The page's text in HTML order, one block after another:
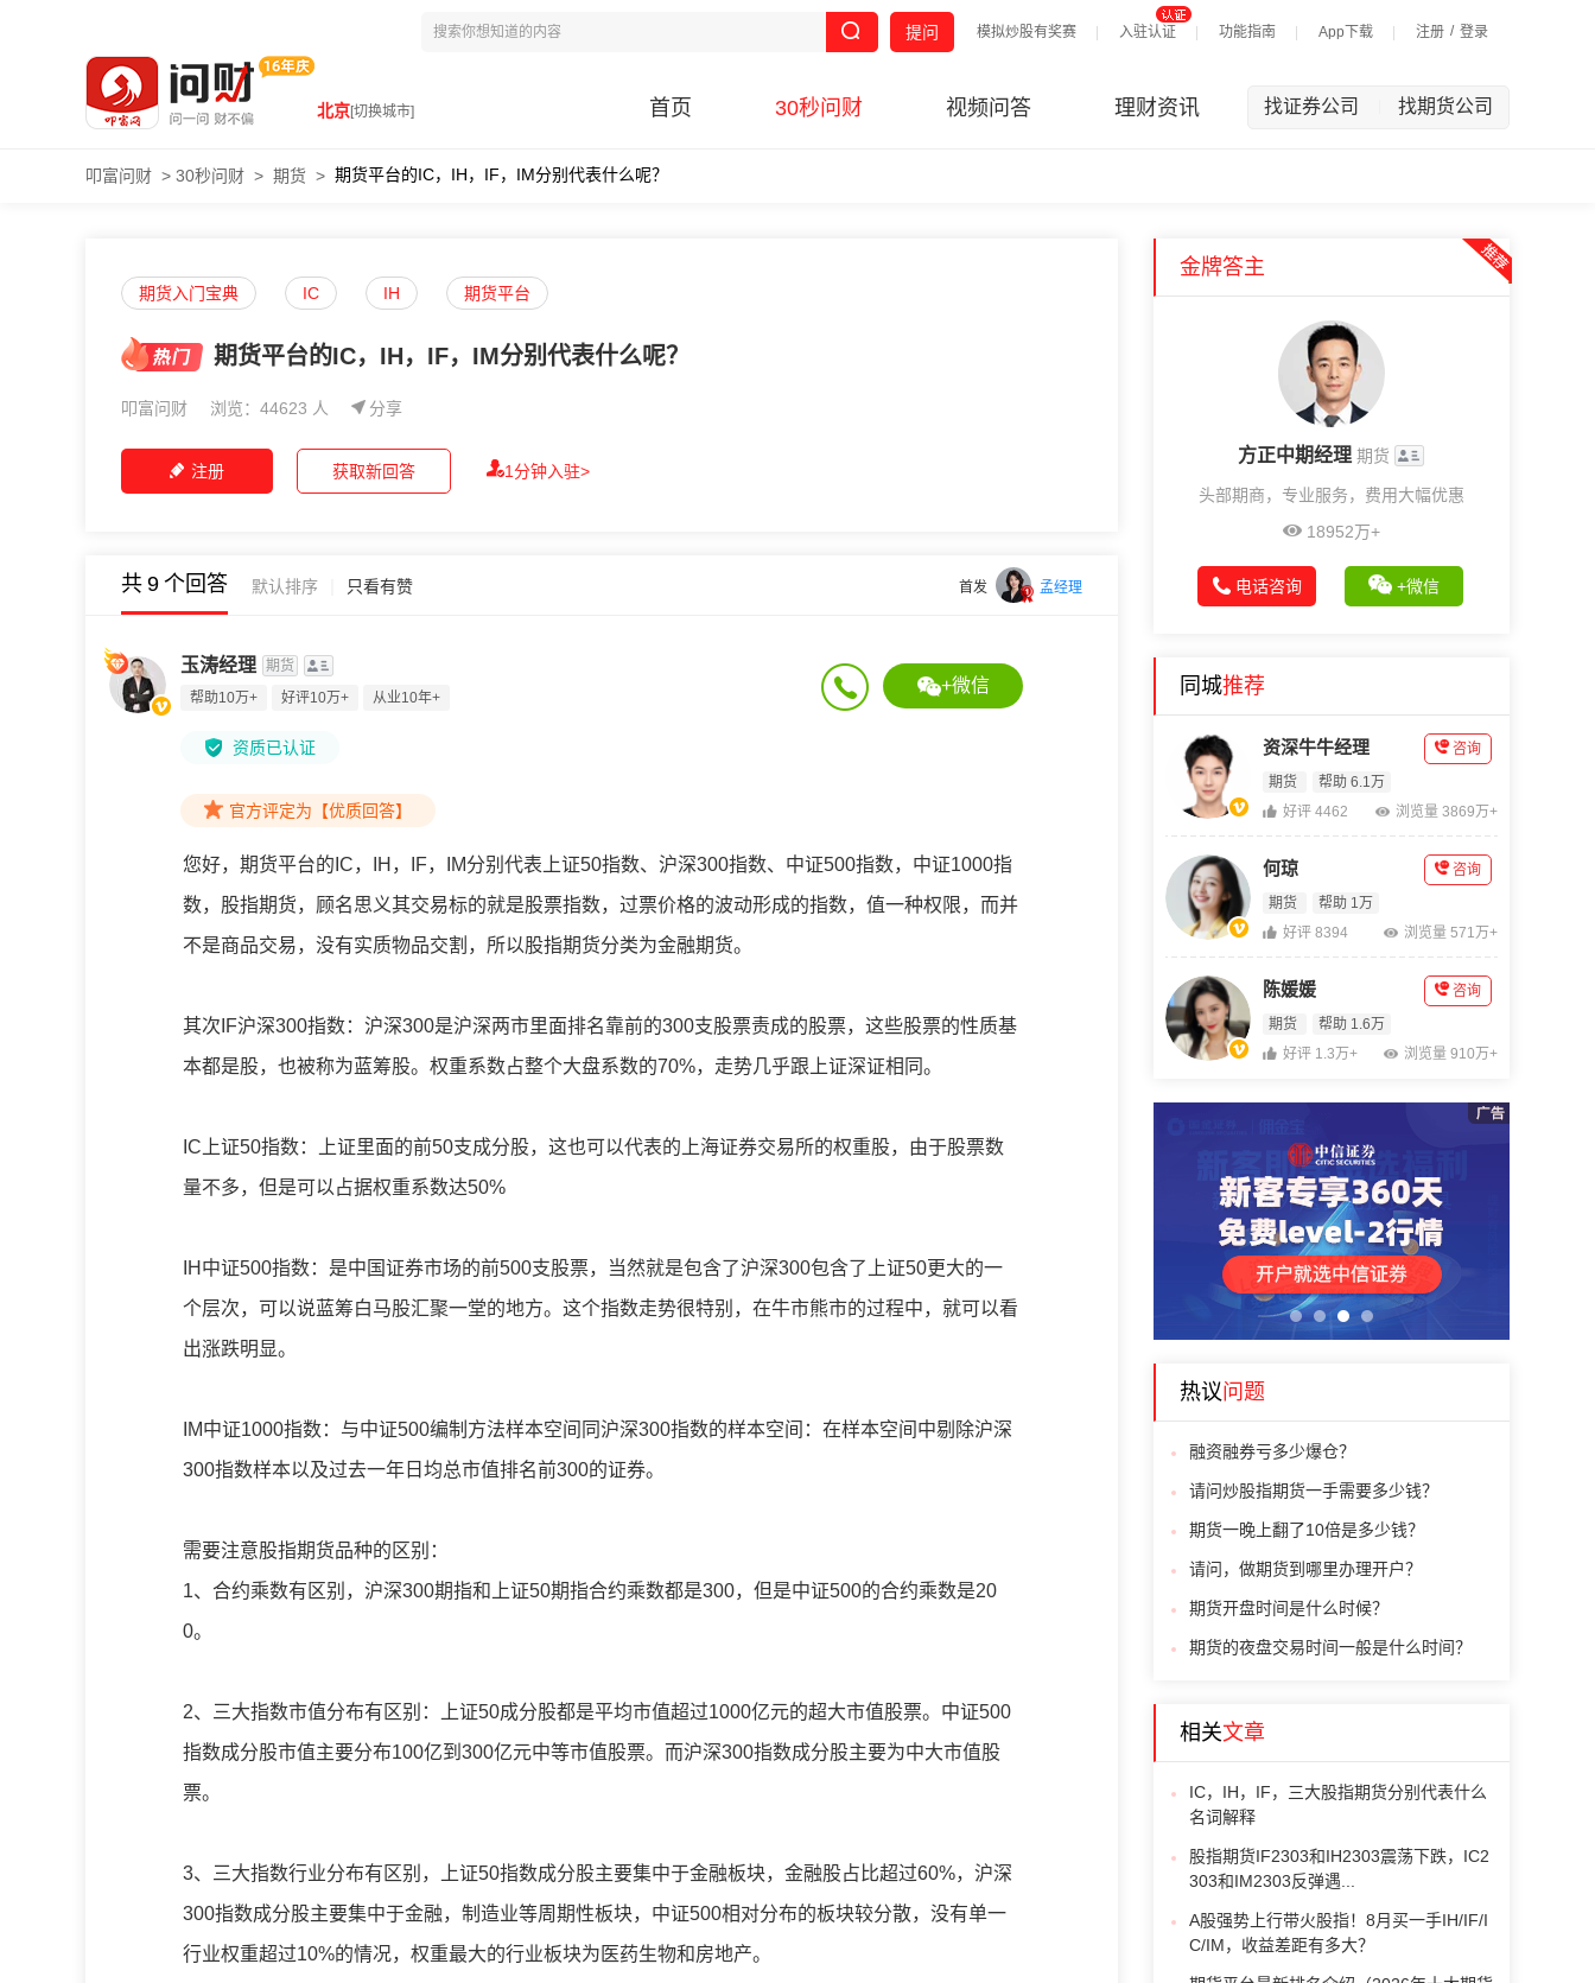
模拟炒股有奖赛 入驻认证 功能指南 App下载 注册 / 登录
提问
北京[切换城市] 首页 30秒问财 视频问答 理财资讯 找证券公司 找期货公司
叩富问财 > 30秒问财 > 期货 > 期货平台的IC，IH，IF，IM分别代表什么呢？
期货入门宝典 IC IH 期货平台
期货平台的IC，IH，IF，IM分别代表什么呢？
叩富问财 浏览：44623 人 分享
注册 1分钟入驻>
获取新回答
共 9 个回答 默认排序 只看有赞 首发 孟经理
+微信
玉涛经理 期货
帮助10万+
好评10万+ 从业10年+
资质已认证
官方评定为【优质回答】
您好，期货平台的IC，IH，IF，IM分别代表上证50指数、沪深300指数、中证500指数，中证1000指
数，股指期货，顾名思义其交易标的就是股票指数，过票价格的波动形成的指数，值一种权限，而并
不是商品交易，没有实质物品交割，所以股指期货分类为金融期货。
其次IF沪深300指数：沪深300是沪深两市里面排名靠前的300支股票责成的股票，这些股票的性质基
本都是股，也被称为蓝筹股。权重系数占整个大盘系数的70%，走势几乎跟上证深证相同。
IC上证50指数：上证里面的前50支成分股，这也可以代表的上海证券交易所的权重股，由于股票数
量不多，但是可以占据权重系数达50%
IH中证500指数：是中国证券市场的前500支股票，当然就是包含了沪深300包含了上证50更大的一
个层次，可以说蓝筹白马股汇聚一堂的地方。这个指数走势很特别，在牛市熊市的过程中，就可以看
出涨跌明显。
IM中证1000指数：与中证500编制方法样本空间同沪深300指数的样本空间：在样本空间中剔除沪深
300指数样本以及过去一年日均总市值排名前300的证券。
需要注意股指期货品种的区别：
1、合约乘数有区别，沪深300期指和上证50期指合约乘数都是300，但是中证500的合约乘数是20
0。
2、三大指数市值分布有区别：上证50成分股都是平均市值超过1000亿元的超大市值股票。中证500
指数成分股市值主要分布100亿到300亿元中等市值股票。而沪深300指数成分股主要为中大市值股
票。
3、三大指数行业分布有区别，上证50指数成分股主要集中于金融板块，金融股占比超过60%，沪深
300指数成分股主要集中于金融，制造业等周期性板块，中证500相对分布的板块较分散，没有单一
行业权重超过10%的情况，权重最大的行业板块为医药生物和房地产。
金牌答主
方正中期经理 期货
头部期商，专业服务，费用大幅优惠
18952万+
电话咨询 +微信
同城推荐
资深牛牛经理
期货 帮助 6.1万
咨询
好评 4462 浏览量 3869万+
何琼
期货 帮助 1万
咨询
好评 8394 浏览量 571万+
陈媛媛
期货 帮助 1.6万
咨询
好评 1.3万+ 浏览量 910万+
1 2 4
热议问题
融资融券亏多少爆仓？
请问炒股指期货一手需要多少钱？
期货一晚上翻了10倍是多少钱？
请问，做期货到哪里办理开户？
期货开盘时间是什么时候？
期货的夜盘交易时间一般是什么时间？
相关文章
IC，IH，IF，三大股指期货分别代表什么
名词解释
股指期货IF2303和IH2303震荡下跌，IC2
303和IM2303反弹遇...
A股强势上行带火股指！8月买一手IH/IF/I
C/IM，收益差距有多大？